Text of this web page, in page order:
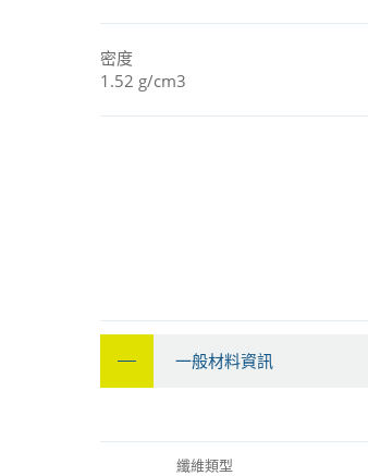
密度
1.52 g/cm3
一般材料資訊
纖維類型